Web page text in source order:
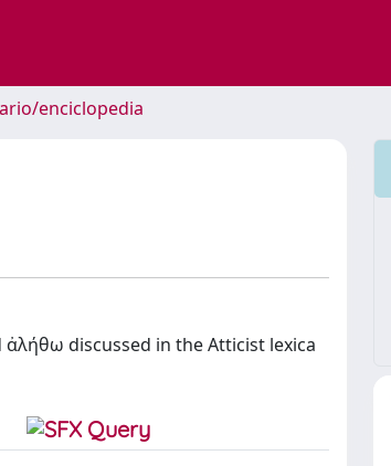
enciclopedia
discussed in the Atticist lexica